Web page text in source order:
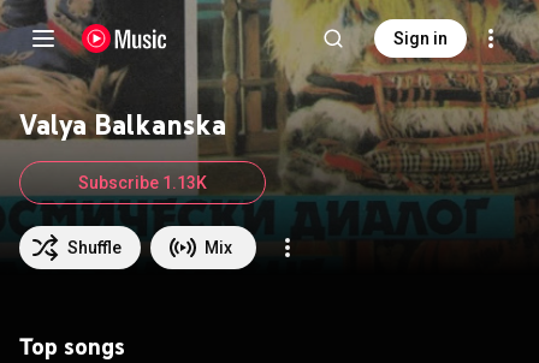
Sign in
Valya Balkanska
Shuffle Mix
Subscribe 1.13K
Top songs